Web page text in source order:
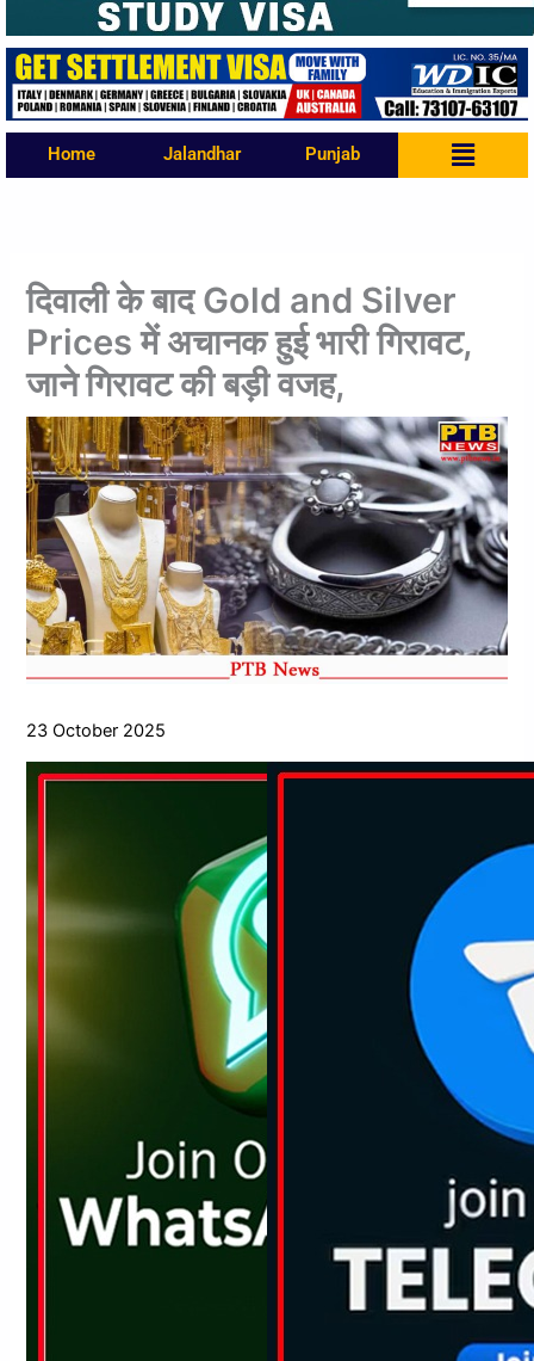
Home Jalandhar Punjab Menu
दिवाली के बाद Gold and Silver
Prices में अचानक हुई भारी गिरावट,
जाने गिरावट की बड़ी वजह,
23 October 2025